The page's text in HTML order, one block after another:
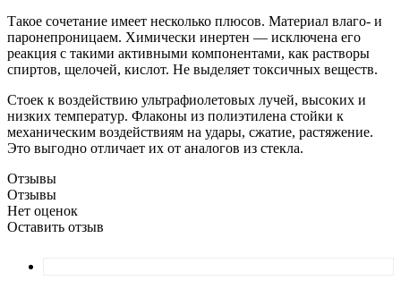
Такое сочетание имеет несколько плюсов. Материал влаго- и
паронепроницаем. Химически инертен — исключена его
реакция с такими активными компонентами, как растворы
спиртов, щелочей, кислот. Не выделяет токсичных веществ.
Стоек к воздействию ультрафиолетовых лучей, высоких и
низких температур. Флаконы из полиэтилена стойки к
механическим воздействиям на удары, сжатие, растяжение.
Это выгодно отличает их от аналогов из стекла.
Отзывы
Отзывы
Нет оценок
Оставить отзыв